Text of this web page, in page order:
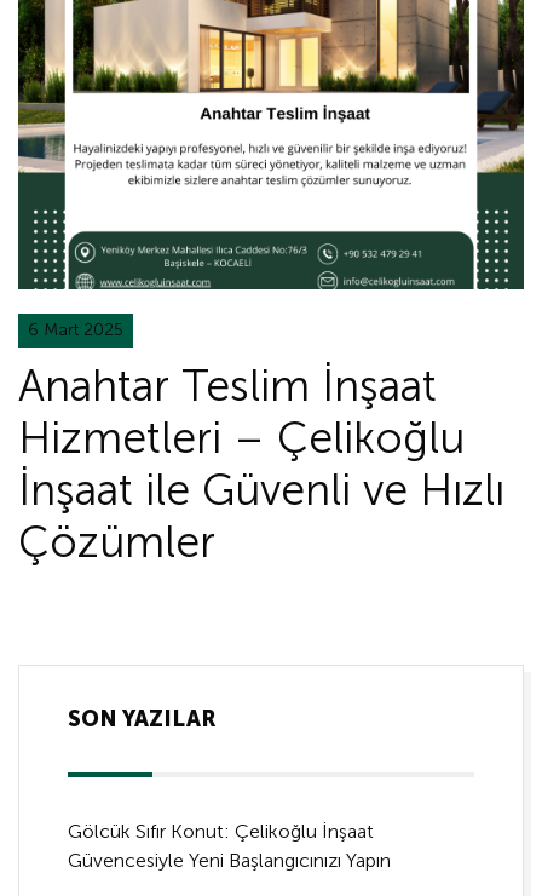
6 Mart 2025
Anahtar Teslim İnşaat
Hizmetleri – Çelikoğlu
İnşaat ile Güvenli ve Hızlı
Çözümler
SON YAZILAR
Gölcük Sıfır Konut: Çelikoğlu İnşaat
Güvencesiyle Yeni Başlangıcınızı Yapın